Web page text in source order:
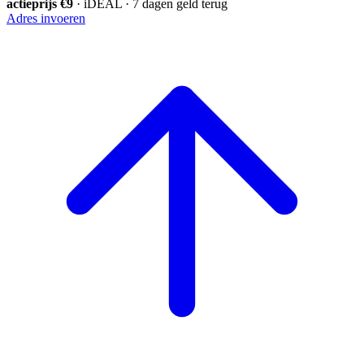
actieprijs €9 · iDEAL · 7 dagen geld terug
Adres invoeren